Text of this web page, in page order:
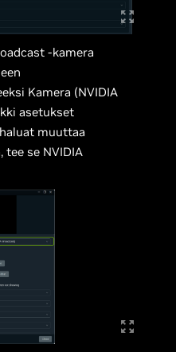
-kamera
Kamera (NVIDIA
asetukset
muuttaa
se NVIDIA